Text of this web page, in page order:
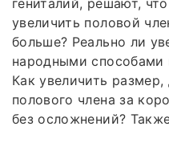
гениталий, решают,
увеличить половой
больше? Реально ли
народными способами
Как увеличить
полового члена за
без осложнений?